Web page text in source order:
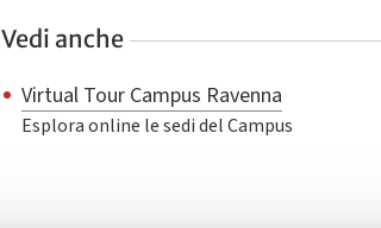
Vedi anche
Virtual Tour Campus Ravenna
Esplora online le sedi del Campus